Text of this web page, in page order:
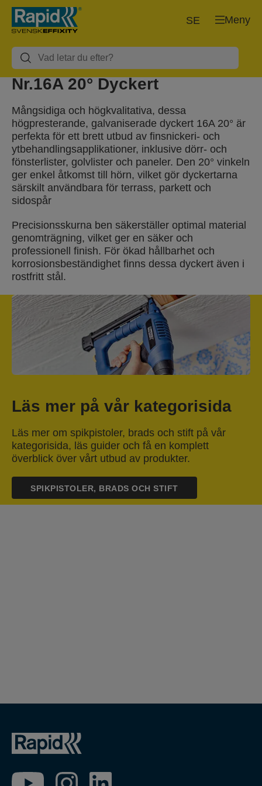
Meny
SE
Nr.16A 20° Dyckert
Mångsidiga och högkvalitativa, dessa
högpresterande, galvaniserade dyckert 16A 20° är
perfekta för ett brett utbud av finsnickeri- och
ytbehandlingsapplikationer, inklusive dörr- och
fönsterlister, golvlister och paneler. Den 20° vinkeln
ger enkel åtkomst till hörn, vilket gör dyckertarna
särskilt användbara för terrass, parkett och
sidospår
Precisionsskurna ben säkerställer optimal material
genomträgning, vilket ger en säker och
professionell finish. För ökad hållbarhet och
korrosionsbeständighet finns dessa dyckert även i
rostfritt stål.
Läs mer på vår kategorisida
Läs mer om spikpistoler, brads och stift på vår
kategorisida, läs guider och få en komplett
överblick över vårt utbud av produkter.
SPIKPISTOLER, BRADS OCH STIFT